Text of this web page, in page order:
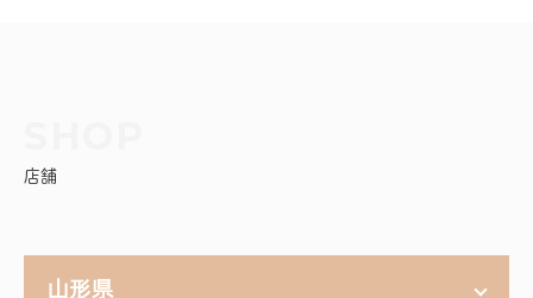
店舗
山形県